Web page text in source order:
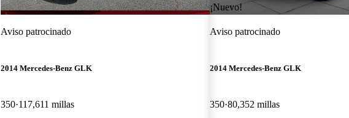
Aviso patrocinado
2014 Mercedes-Benz GLK
350 117,611 millas
¡Nuevo!
Aviso patrocinado
2014 Mercedes-Benz GLK
350 80,352 millas